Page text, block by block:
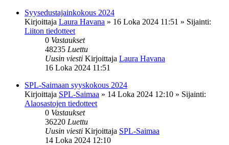
Syysedustajainkokous 2024
Kirjoittaja Laura Havana » 16 Loka 2024 11:51 » Sijainti:
Liiton tiedotteet
0 Vastaukset
48235 Luettu
Uusin viesti Kirjoittaja Laura Havana
16 Loka 2024 11:51
SPL-Saimaan syyskokous 2024
Kirjoittaja SPL-Saimaa » 14 Loka 2024 12:10 » Sijainti:
Alaosastojen tiedotteet
0 Vastaukset
36220 Luettu
Uusin viesti Kirjoittaja SPL-Saimaa
14 Loka 2024 12:10